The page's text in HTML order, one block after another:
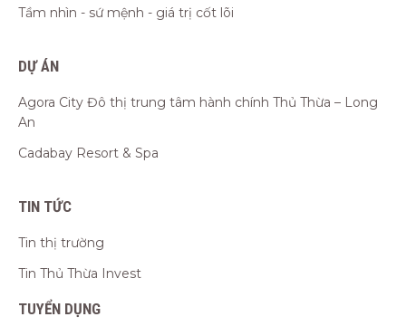
Tầm nhìn - sứ mệnh - giá trị cốt lõi
DỰ ÁN
Agora City Đô thị trung tâm hành chính Thủ Thừa – Long
An
Cadabay Resort & Spa
TIN TỨC
Tin thị trường
Tin Thủ Thừa Invest
TUYỂN DỤNG